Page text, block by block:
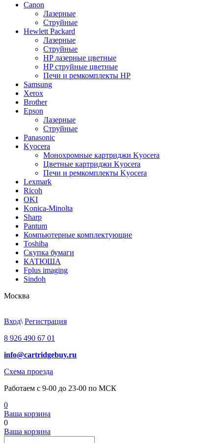
Canon
Лазерные
Струйные
Hewlett Packard
Лазерные
Струйные
HP лазерные цветные
HP струйные цветные
Печи и ремкомплекты HP
Samsung
Xerox
Brother
Epson
Лазерные
Струйные
Panasonic
Kyocera
Монохромные картриджи Kyocera
Цветные картриджи Kyocera
Печи и ремкомплекты Kyocera
Lexmark
Ricoh
OKI
Konica-Minolta
Sharp
Pantum
Компьютерные комплектующие
Toshiba
Скупка бумаги
КАТЮША
Fplus imaging
Sindoh
Москва
Вход\ Регистрация
8 926 490 67 01
info@cartridgebuy.ru
Схема проезда
Работаем с 9-00 до 23-00 по МСК
0
Ваша корзина
0
Ваша корзина